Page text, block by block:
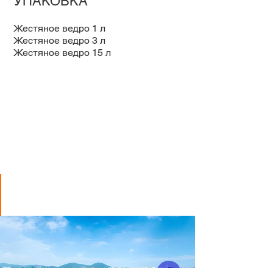
Жестяное ведро 1 л
Жестяное ведро 3 л
Жестяное ведро 15 л